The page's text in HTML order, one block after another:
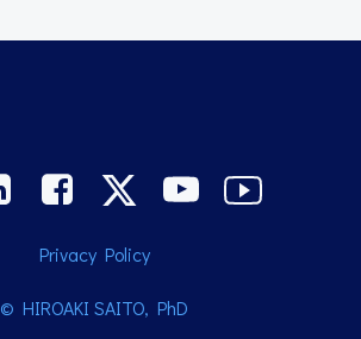
Privacy Policy
© HIROAKI SAITO, PhD